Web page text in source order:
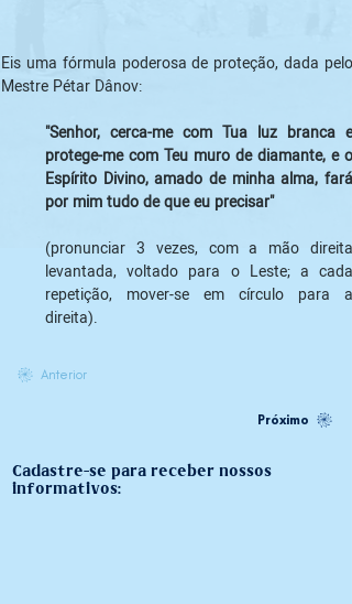
Eis uma fórmula poderosa de proteção, dada pelo
"Senhor, cerca-me com Tua luz branca e
protege-me com Teu muro de diamante, e o
Espírito Divino, amado de minha alma, fará
por mim tudo de que eu precisar"
(pronunciar 3 vezes, com a mão direita
levantada, voltado para o Leste; a cada
repetição, mover-se em círculo para a
direita).
Anterior
Próximo
Cadastre-se para receber nossos
informativos: